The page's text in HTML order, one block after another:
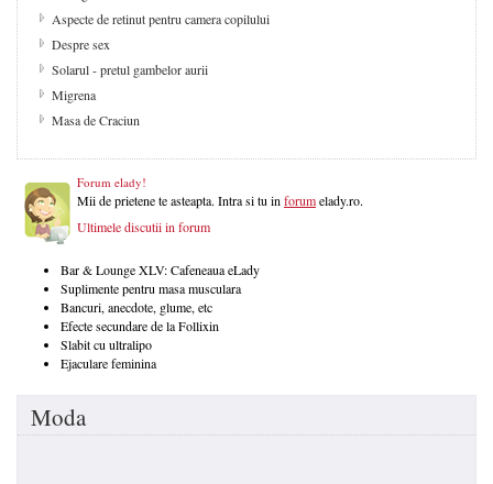
Aspecte de retinut pentru camera copilului
Despre sex
Solarul - pretul gambelor aurii
Migrena
Masa de Craciun
Forum elady!
Mii de prietene te asteapta. Intra si tu inforumelady.ro.
Ultimele discutii in forum
Bar & Lounge XLV: Cafeneaua eLady
Suplimente pentru masa musculara
Bancuri, anecdote, glume, etc
Efecte secundare de la Follixin
Slabit cu ultralipo
Ejaculare feminina
Moda